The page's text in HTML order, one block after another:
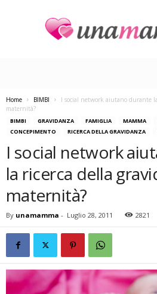
Home BIMBI
I social network aiutano durante
maternità?
BIMBI GRAVIDANZA FAMIGLIA MAMMA
CONCEPIMENTO
RICERCA DELLA GRAVIDANZA
I social network
la ricerca della
maternità?
By unamamma - Luglio 28, 2011 2821